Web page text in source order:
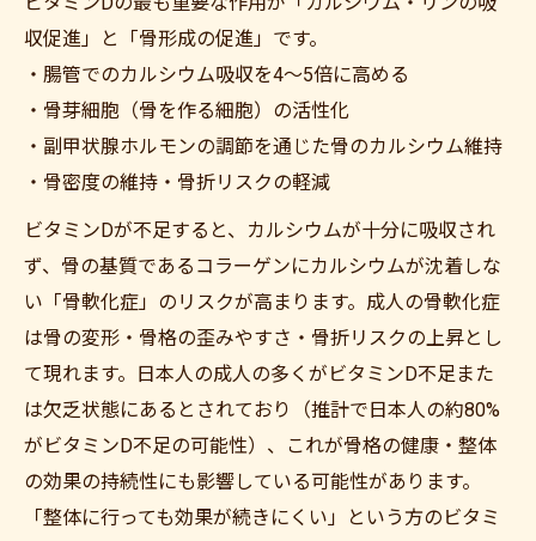
収促進」と「骨形成の促進」です。
・腸管でのカルシウム吸収を4〜5倍に高める
・骨芽細胞（骨を作る細胞）の活性化
・副甲状腺ホルモンの調節を通じた骨のカルシウム維持
・骨密度の維持・骨折リスクの軽減
ビタミンDが不足すると、カルシウムが十分に吸収され
ず、骨の基質であるコラーゲンにカルシウムが沈着しな
い「骨軟化症」のリスクが高まります。成人の骨軟化症
は骨の変形・骨格の歪みやすさ・骨折リスクの上昇とし
て現れます。日本人の成人の多くがビタミンD不足また
は欠乏状態にあるとされており（推計で日本人の約80%
がビタミンD不足の可能性）、これが骨格の健康・整体
の効果の持続性にも影響している可能性があります。
「整体に行っても効果が続きにくい」という方のビタミ